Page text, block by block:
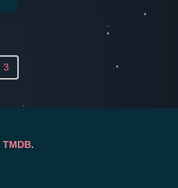
3
TMDB.